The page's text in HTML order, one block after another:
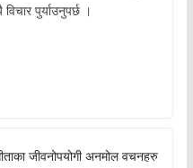
पुर्याउनुपर्छ ।
जीवनोपयोगी अनमोल वचनहरु